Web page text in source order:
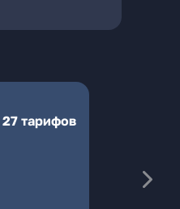
27 тарифов